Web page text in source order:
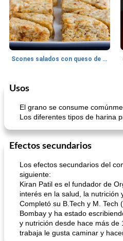
Scones salados con queso de cabra y tomates secados al sol
Postre
Galletas de avena de plátano (con una variación de 'mezcla de camino')
Usos
El grano se consume
Los diferentes tipos de harina
Efectos secundarios
Los efectos secundarios del
siguiente:
Kiran Patil es el fundador de
interés en la salud, la nutrición
Completó su B.Tech y M.
Bombay y ha estado
y nutrición desde hace más de
trabaja le gusta caminar y